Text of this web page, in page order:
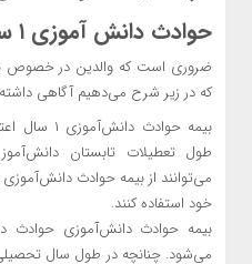
حوادث دانش آموزی ۱ سال اعتبار دارد!
ضروری است که والدین در خصوص
که در زیر شرح می‌دهیم آگاهی
بیمه حوادث
طول تعطیلات تابستان
می‌توانند از بیمه حوادث
خود استفاده کنند.
بیمه حوادث دانش‌آموزی حوادث
می‌شود. چنانچه در طول سال